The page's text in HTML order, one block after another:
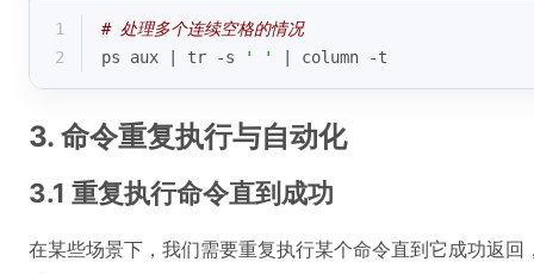
1
# 处理多个连续空格的情况
2
ps aux | tr -s ' ' | column -t
3. 命令重复执行与自动化
3.1 重复执行命令直到成功
在某些场景下，我们需要重复执行某个命令直到它成功返